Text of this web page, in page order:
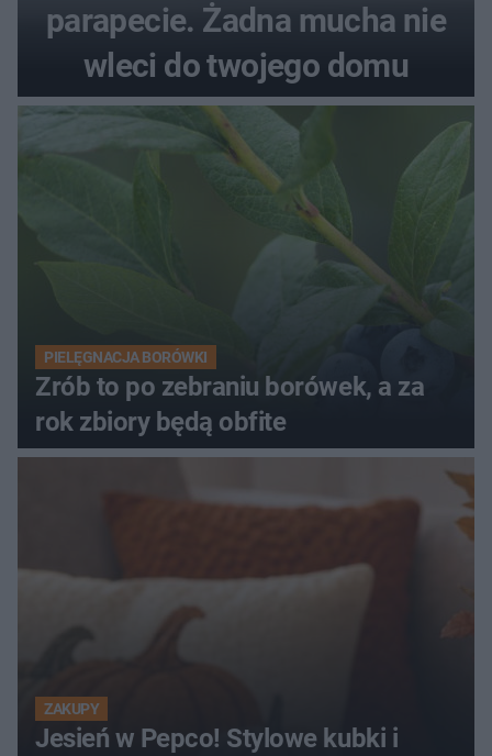
parapecie. Żadna mucha nie
wleci do twojego domu
PIELĘGNACJA BORÓWKI
Zrób to po zebraniu borówek, a za
rok zbiory będą obfite
ZAKUPY
Jesień w Pepco! Stylowe kubki i